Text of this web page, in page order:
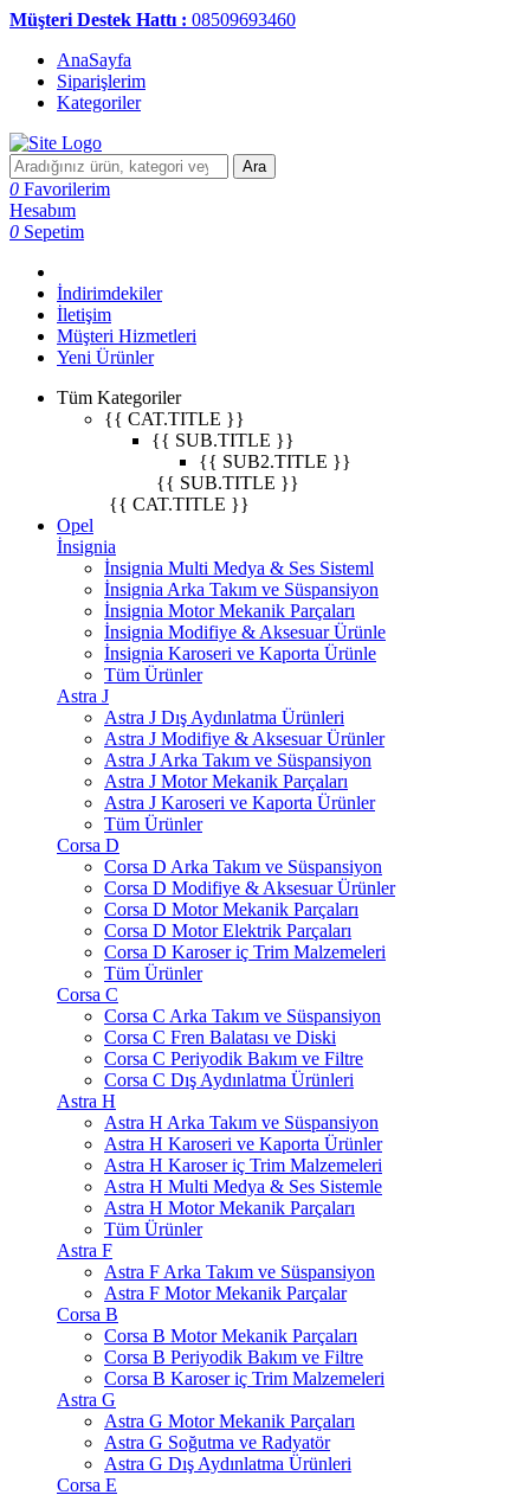
Müşteri Destek Hattı : 08509693460
AnaSayfa
Siparişlerim
Kategoriler
Ara
0 Favorilerim
Hesabım
0 Sepetim
İndirimdekiler
İletişim
Müşteri Hizmetleri
Yeni Ürünler
Tüm Kategoriler
{{ CAT.TITLE }}
{{ SUB.TITLE }}
{{ SUB2.TITLE }}
{{ SUB.TITLE }}
{{ CAT.TITLE }}
Opel
İnsignia
İnsignia Multi Medya & Ses Sisteml
İnsignia Arka Takım ve Süspansiyon
İnsignia Motor Mekanik Parçaları
İnsignia Modifiye & Aksesuar Ürünle
İnsignia Karoseri ve Kaporta Ürünle
Tüm Ürünler
Astra J
Astra J Dış Aydınlatma Ürünleri
Astra J Modifiye & Aksesuar Ürünler
Astra J Arka Takım ve Süspansiyon
Astra J Motor Mekanik Parçaları
Astra J Karoseri ve Kaporta Ürünler
Tüm Ürünler
Corsa D
Corsa D Arka Takım ve Süspansiyon
Corsa D Modifiye & Aksesuar Ürünler
Corsa D Motor Mekanik Parçaları
Corsa D Motor Elektrik Parçaları
Corsa D Karoser iç Trim Malzemeleri
Tüm Ürünler
Corsa C
Corsa C Arka Takım ve Süspansiyon
Corsa C Fren Balatası ve Diski
Corsa C Periyodik Bakım ve Filtre
Corsa C Dış Aydınlatma Ürünleri
Astra H
Astra H Arka Takım ve Süspansiyon
Astra H Karoseri ve Kaporta Ürünler
Astra H Karoser iç Trim Malzemeleri
Astra H Multi Medya & Ses Sistemle
Astra H Motor Mekanik Parçaları
Tüm Ürünler
Astra F
Astra F Arka Takım ve Süspansiyon
Astra F Motor Mekanik Parçalar
Corsa B
Corsa B Motor Mekanik Parçaları
Corsa B Periyodik Bakım ve Filtre
Corsa B Karoser iç Trim Malzemeleri
Astra G
Astra G Motor Mekanik Parçaları
Astra G Soğutma ve Radyatör
Astra G Dış Aydınlatma Ürünleri
Corsa E